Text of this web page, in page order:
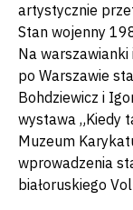
artystycznie
Stan wojenny
Na
po Warszawie
Bohdziewicz i
wystawa „Kiedy
Muzeum
wprowadzenia
białoruskiego